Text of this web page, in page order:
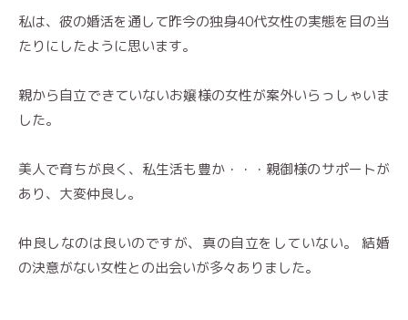
私は、彼の婚活を通して昨今の独身40代女性の実態を目の当
たりにしたように思います。
親から自立できていないお嬢様の女性が案外いらっしゃいま
した。
美人で育ちが良く、私生活も豊か・・・親御様のサポートが
あり、大変仲良し。
仲良しなのは良いのですが、真の自立をしていない。 結婚
の決意がない女性との出会いが多々ありました。